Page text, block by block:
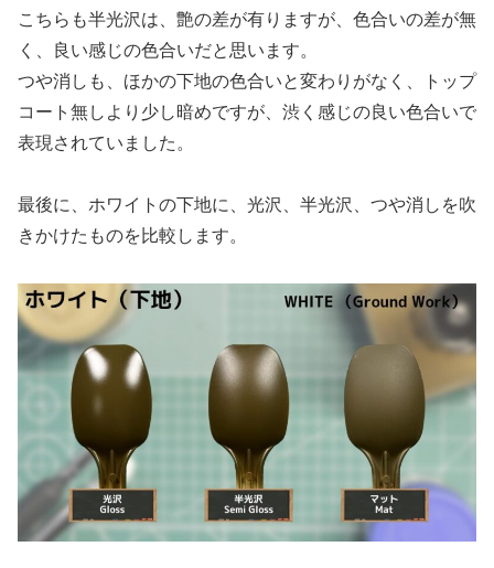
こちらも半光沢は、艶の差が有りますが、色合いの差が無
く、良い感じの色合いだと思います。
つや消しも、ほかの下地の色合いと変わりがなく、トップ
コート無しより少し暗めですが、渋く感じの良い色合いで
表現されていました。
最後に、ホワイトの下地に、光沢、半光沢、つや消しを吹
きかけたものを比較します。